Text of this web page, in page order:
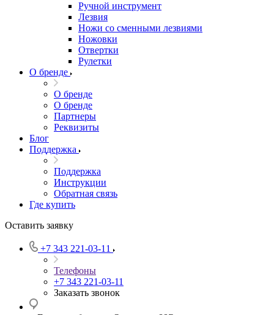
Ручной инструмент
Лезвия
Ножи со сменными лезвиями
Ножовки
Отвертки
Рулетки
О бренде
О бренде
О бренде
Партнеры
Реквизиты
Блог
Поддержка
Поддержка
Инструкции
Обратная связь
Где купить
Оставить заявку
+7 343 221-03-11
Телефоны
+7 343 221-03-11
Заказать звонок